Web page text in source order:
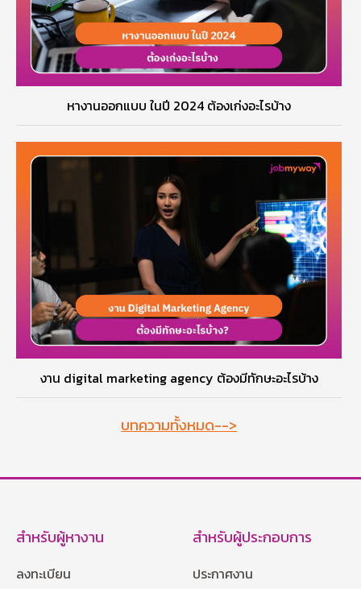
หางานออกแบบ ในปี 2024 ต้องเก่งอะไรบ้าง
งาน digital marketing agency ต้องมีทักษะอะไรบ้าง
บทความทั้งหมด-->
สำหรับผู้หางาน
ลงทะเบียน
สำหรับผู้ประกอบการ
ประกาศงาน